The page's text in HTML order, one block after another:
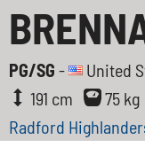
PG/SG -
United
191 cm
75 kg
Radford